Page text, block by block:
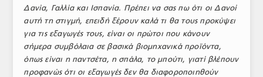
Δανία, Γαλλία και Ισπανία. Πρέπει να σας πω ότι οι Δανοί
αυτή τη στιγμή, επειδή ξέρουν καλά τι θα τους προκύψει
για τις εξαγωγές τους, είναι οι πρώτοι που κάνουν
σήμερα συμβόλαια σε βασικά βιομηχανικά προϊόντα,
όπως είναι η παντσέτα, η σπάλα, το μπούτι, γιατί βλέπουν
προφανώς ότι οι εξαγωγές δεν θα διαφοροποιηθούν